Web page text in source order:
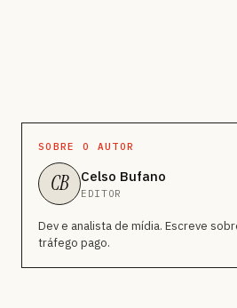
SOBRE O AUTOR
CB Celso Bufano
EDITOR
Dev e analista de mídia. Escreve
tráfego pago.